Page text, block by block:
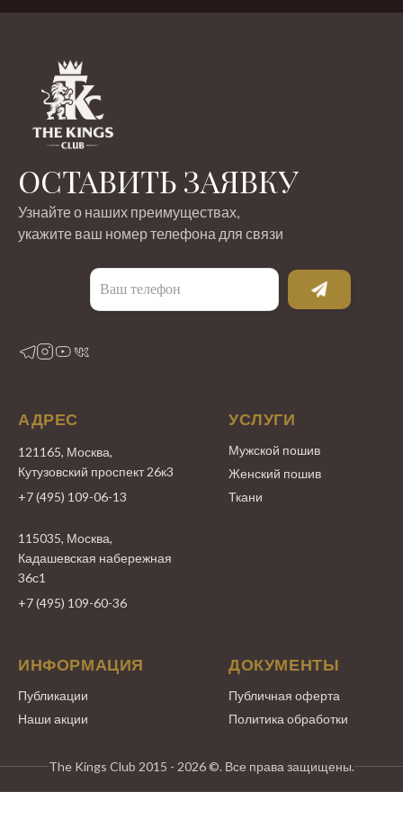
ОСТАВИТЬ ЗАЯВКУ
Узнайте о наших преимуществах,
укажите ваш номер телефона для связи
АДРЕС
121165, Москва,
Кутузовский проспект 26к3
+7 (495) 109-06-13
115035, Москва,
Кадашевская набережная
36с1
+7 (495) 109-60-36
УСЛУГИ
Мужской пошив
Женский пошив
Ткани
ИНФОРМАЦИЯ
Публикации
Наши акции
ДОКУМЕНТЫ
Публичная оферта
Политика обработки
The Kings Club 2015 - 2026 ©. Все права защищены.